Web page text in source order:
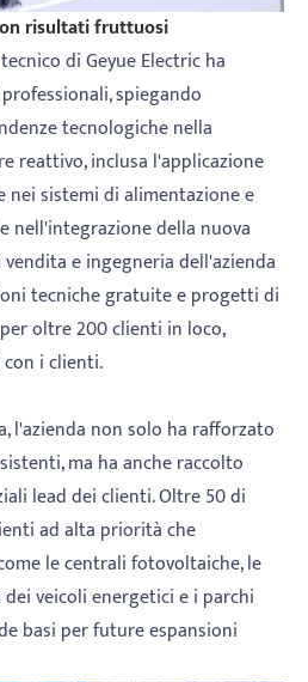
risultati fruttuosi
di Geyue Electric ha
spiegando
tecnologiche nella
reattivo, inclusa l'applicazione
sistemi di alimentazione e
nell'integrazione della nuova
e ingegneria dell'azienda
tecniche gratuite e progetti di
oltre 200 clienti in loco,
i clienti.
l'azienda non solo ha rafforzato
ma ha anche raccolto
lead dei clienti. Oltre 50 di
ad alta priorità che
le centrali fotovoltaiche, le
veicoli energetici e i parchi
basi per future espansioni